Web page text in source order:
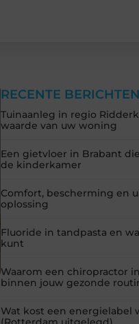
RECENTE BERICHTEN
Tuinaanleg in regio
waarde van uw woning
Een gietvloer in Brabant
de kinderkamer
Comfort, bescherming en
oplossing
Fluoride in tandpasta en
kunt
Waarom een chiropractor
binnen jouw gezonde
Wat kost een energielabel